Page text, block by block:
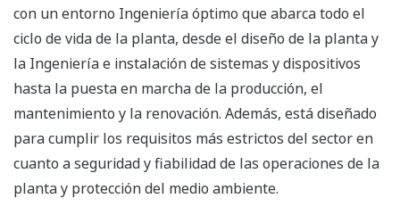
con un entorno Ingeniería óptimo que abarca todo el
ciclo de vida de la planta, desde el diseño de la planta y
la Ingeniería e instalación de sistemas y dispositivos
hasta la puesta en marcha de la producción, el
mantenimiento y la renovación. Además, está diseñado
para cumplir los requisitos más estrictos del sector en
cuanto a seguridad y fiabilidad de las operaciones de la
planta y protección del medio ambiente.